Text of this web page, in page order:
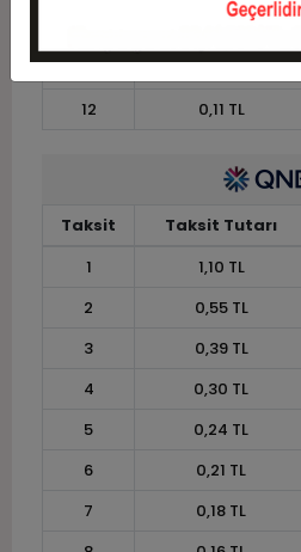
11
0,12 TL
12
0,11 TL
Taksit Taksit Tutarı
1
1,10 TL
2
0,55 TL
3
0,39 TL
4
0,30 TL
5
0,24 TL
6
0,21 TL
7
0,18 TL